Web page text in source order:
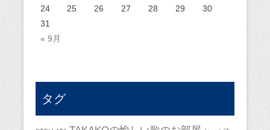
« 9月
24
25 26 27 28 29
30
31
タグ